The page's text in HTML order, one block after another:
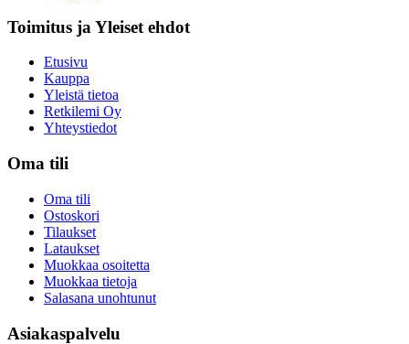
Toimitus ja Yleiset ehdot​
Etusivu
Kauppa
Yleistä tietoa
Retkilemi Oy
Yhteystiedot
Oma tili
Oma tili
Ostoskori
Tilaukset
Lataukset
Muokkaa osoitetta
Muokkaa tietoja
Salasana unohtunut
Asiakaspalvelu